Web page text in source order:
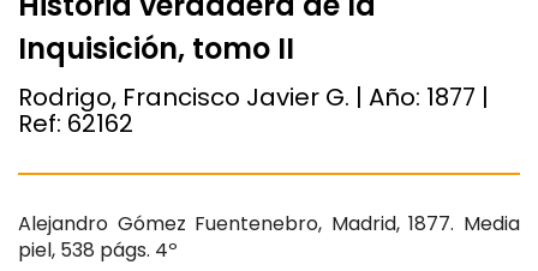
Inquisición, tomo II
Rodrigo, Francisco Javier G. | Año: 1877 |
Ref: 62162
Alejandro Gómez Fuentenebro, Madrid, 1877. Media
piel, 538 págs. 4º